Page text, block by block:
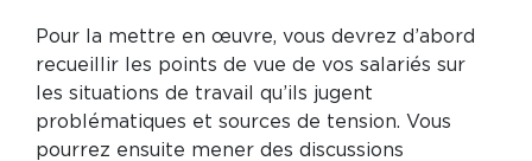
Pour la mettre en œuvre, vous devrez d’abord
recueillir les points de vue de vos salariés sur
les situations de travail qu’ils jugent
problématiques et sources de tension. Vous
pourrez ensuite mener des discussions